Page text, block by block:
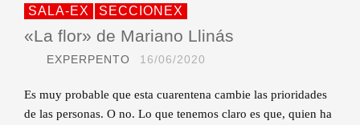
SALA-EX SECCIONEX
«La flor» de Mariano Llinás
EXPERPENTO 16/06/2020
Es muy probable que esta cuarentena cambie las prioridades
de las personas. O no. Lo que tenemos claro es que, quien ha